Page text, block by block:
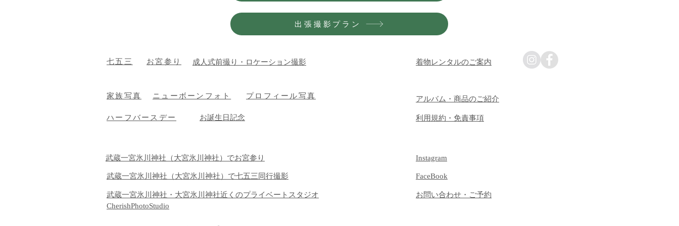
出張撮影プラン
​七五三 お宮参り 成人式前撮り・ロケーション撮影
家族写真 ニューボーンフォト プロフィール写真
ハーフバースデー ​お誕生日記念
武蔵一宮氷川神社（大宮氷川神社）でお宮参り
武蔵一宮氷川神社（大宮氷川神社）で七五三同行撮影
武蔵一宮氷川神社・大宮氷川神社近くのプライベートスタジオ
CherishPhotoStudio
着物レンタルのご案内
​アルバム・商品のご紹介
​利用規約・免責事項
Instagram
FaceBook
​お問い合わせ・ご予約